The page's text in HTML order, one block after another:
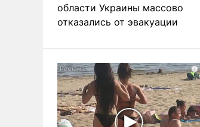
области Украины массово
отказались от эвакуации